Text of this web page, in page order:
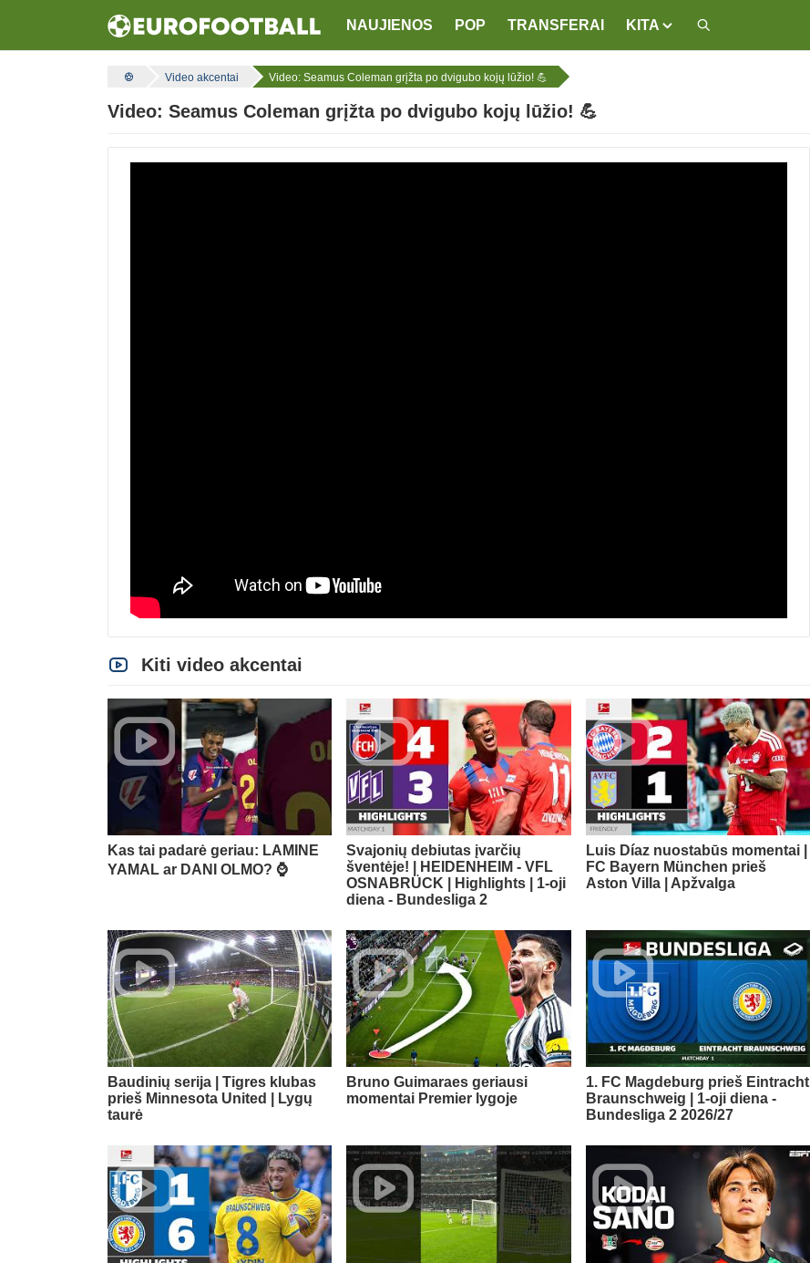
NAUJIENOS POP TRANSFERAI KITA
Video akcentai Video: Seamus Coleman grįžta po dvigubo kojų lūžio! 💪
Video: Seamus Coleman grįžta po dvigubo kojų lūžio! 💪
Kiti video akcentai
Kas tai padarė geriau: LAMINE
YAMAL ar DANI OLMO? ⌚️
Svajonių debiutas įvarčių
šventėje! | HEIDENHEIM - VFL
OSNABRÜCK | Highlights | 1-oji
diena - Bundesliga 2
Luis Díaz nuostabūs momentai |
FC Bayern München prieš
Aston Villa | Apžvalga
Baudinių serija | Tigres klubas
prieš Minnesota United | Lygų
taurė
Bruno Guimaraes geriausi
momentai Premier lygoje
1. FC Magdeburg prieš Eintracht
Braunschweig | 1-oji diena -
Bundesliga 2 2026/27